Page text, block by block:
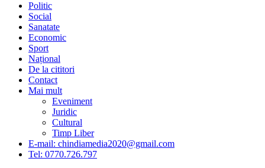
Politic
Social
Sanatate
Economic
Sport
Național
De la cititori
Contact
Mai mult
Eveniment
Juridic
Cultural
Timp Liber
E-mail: chindiamedia2020@gmail.com
Tel: 0770.726.797